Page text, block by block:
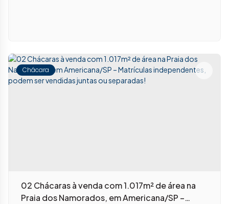
Chácara
02 Chácaras à venda com 1.017m² de área na
Praia dos Namorados, em Americana/SP –